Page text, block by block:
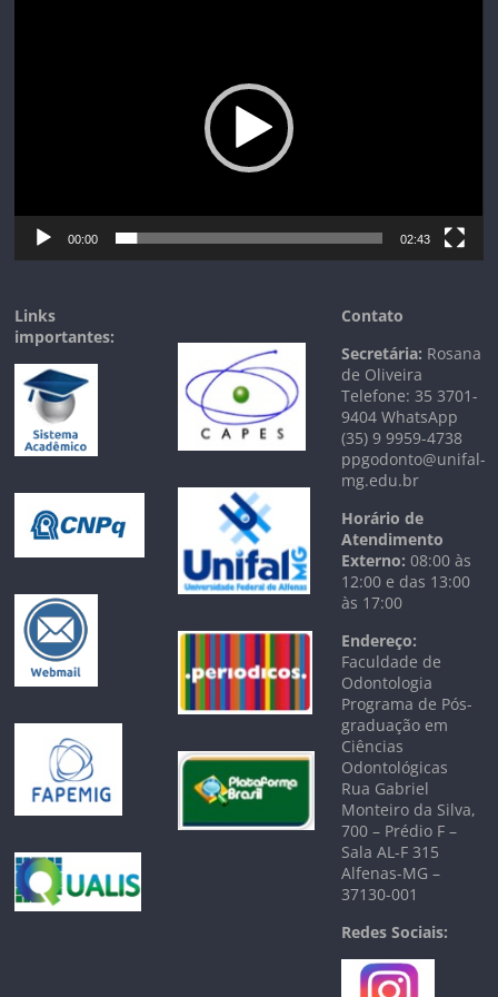
00:00 02:43
Links
importantes:
Contato
Secretária: Rosana
de Oliveira
Telefone: 35 3701-
9404 WhatsApp
(35) 9 9959-4738
ppgodonto@unifal-
mg.edu.br
Horário de
Atendimento
Externo: 08:00 às
12:00 e das 13:00
às 17:00
Endereço:
Faculdade de
Odontologia
Programa de Pós-
graduação em
Ciências
Odontológicas
Rua Gabriel
Monteiro da Silva,
700 – Prédio F –
Sala AL-F 315
Alfenas-MG –
37130-001
Redes Sociais: